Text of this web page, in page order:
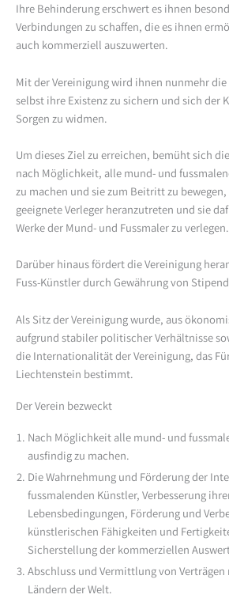
Ihre Behinderung erschwert es ihnen
Verbindungen zu schaffen, die es ihnen
auch kommerziell auszuwerten.
Mit der Vereinigung wird ihnen nunmehr
selbst ihre Existenz zu sichern und sich der
Sorgen zu widmen.
Um dieses Ziel zu erreichen, bemüht sich
nach Möglichkeit, alle mund- und
zu machen und sie zum Beitritt zu
geeignete Verleger heranzutreten und sie
Werke der Mund- und Fussmaler zu verlegen.
Darüber hinaus fördert die Vereinigung
Fuss-Künstler durch Gewährung von
Als Sitz der Vereinigung wurde, aus
aufgrund stabiler politischer Verhältnisse
die Internationalität der Vereinigung, das
Liechtenstein bestimmt.
Der Verein bezweckt
Nach Möglichkeit alle mund- und
ausfindig zu machen.
Die Wahrnehmung und Förderung der
fussmalenden Künstler, Verbesserung
Lebensbedingungen, Förderung und
künstlerischen Fähigkeiten und
Sicherstellung der kommerziellen
Abschluss und Vermittlung von
Ländern der Welt.